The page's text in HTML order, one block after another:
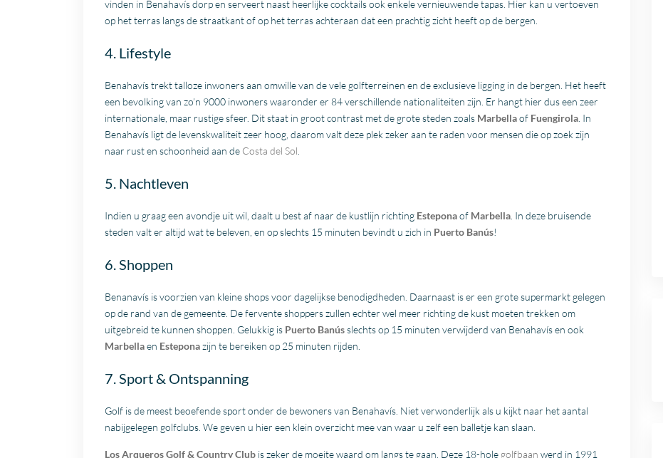
vinden in Benahavís dorp en serveert naast heerlijke cocktails ook enkele vernieuwende tapas. Hier kan u vertoeven
op het terras langs de straatkant of op het terras achteraan dat een prachtig zicht heeft op de bergen.
4. Lifestyle
Benahavís trekt talloze inwoners aan omwille van de vele golfterreinen en de exclusieve ligging in de bergen. Het heeft
een bevolking van zo’n 9000 inwoners waaronder er 84 verschillende nationaliteiten zijn. Er hangt hier dus een zeer
internationale, maar rustige sfeer. Dit staat in groot contrast met de grote steden zoals Marbellaof Fuengirola . In
Benahavís ligt de levenskwaliteit zeer hoog, daarom valt deze plek zeker aan te raden voor mensen die op zoek zijn
naar rust en schoonheid aan de Costa del Sol
5. Nachtleven
Indien u graag een avondje uit wil, daalt u best af naar de kustlijn richting Esteponaof Marbella . In deze bruisende
steden valt er altijd wat te beleven, en op slechts 15 minuten bevindt u zich in Puerto Banús!
6. Shoppen
Benanavís is voorzien van kleine shops voor dagelijkse benodigdheden. Daarnaast is er een grote supermarkt gelegen
op de rand van de gemeente. De fervente shoppers zullen echter wel meer richting de kust moeten trekken om
uitgebreid te kunnen shoppen. Gelukkig is Puerto Banússlechts op 15 minuten verwijderd van Benahavís en ook
Marbellaen Esteponazijn te bereiken op 25 minuten rijden.
7. Sport & Ontspanning
Golf is de meest beoefende sport onder de bewoners van Benahavís. Niet verwonderlijk als u kijkt naar het aantal
nabijgelegen golfclubs. We geven u hier een klein overzicht mee van waar u zelf een balletje kan slaan.
Los Arqueros Golf & Country Club is zeker de moeite waard om langs te gaan. Deze 18-hole golfbaan werd in 1991